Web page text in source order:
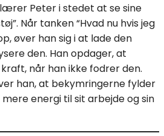
Peter i stedet at se sine
Når tanken “Hvad nu hvis jeg
øver han sig i at lade den
den. Han opdager, at
når han ikke fodrer den.
han, at bekymringerne fylder
energi til sit arbejde og sin